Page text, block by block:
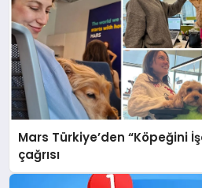
Mars Türkiye’den “Köpeğini
çağrısı